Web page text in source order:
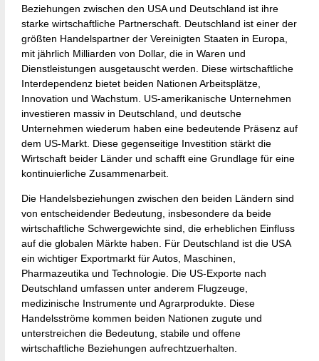
Beziehungen zwischen den USA und Deutschland ist ihre
starke wirtschaftliche Partnerschaft. Deutschland ist einer der
größten Handelspartner der Vereinigten Staaten in Europa,
mit jährlich Milliarden von Dollar, die in Waren und
Dienstleistungen ausgetauscht werden. Diese wirtschaftliche
Interdependenz bietet beiden Nationen Arbeitsplätze,
Innovation und Wachstum. US-amerikanische Unternehmen
investieren massiv in Deutschland, und deutsche
Unternehmen wiederum haben eine bedeutende Präsenz auf
dem US-Markt. Diese gegenseitige Investition stärkt die
Wirtschaft beider Länder und schafft eine Grundlage für eine
kontinuierliche Zusammenarbeit.
Die Handelsbeziehungen zwischen den beiden Ländern sind
von entscheidender Bedeutung, insbesondere da beide
wirtschaftliche Schwergewichte sind, die erheblichen Einfluss
auf die globalen Märkte haben. Für Deutschland ist die USA
ein wichtiger Exportmarkt für Autos, Maschinen,
Pharmazeutika und Technologie. Die US-Exporte nach
Deutschland umfassen unter anderem Flugzeuge,
medizinische Instrumente und Agrarprodukte. Diese
Handelsströme kommen beiden Nationen zugute und
unterstreichen die Bedeutung, stabile und offene
wirtschaftliche Beziehungen aufrechtzuerhalten.